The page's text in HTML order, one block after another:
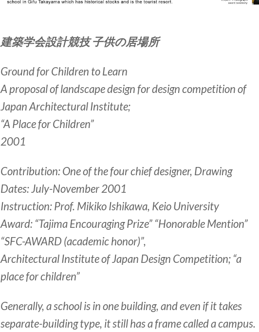
建築学会設計競技 子供の居場所
Ground for Children to Learn
A proposal of landscape design for design competition of
Japan Architectural Institute;
“A Place for Children”
2001
Contribution: One of the four chief designer, Drawing
Dates: July-November 2001
Instruction: Prof. Mikiko Ishikawa, Keio University
Award: “Tajima Encouraging Prize” “Honorable Mention”
“SFC-AWARD (academic honor)”,
Architectural Institute of Japan Design Competition; “a
place for children”
Generally, a school is in one building, and even if it takes
separate-building type, it still has a frame called a campus.